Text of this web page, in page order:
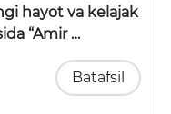
hayot va kelajak
“Amir …
Batafsil